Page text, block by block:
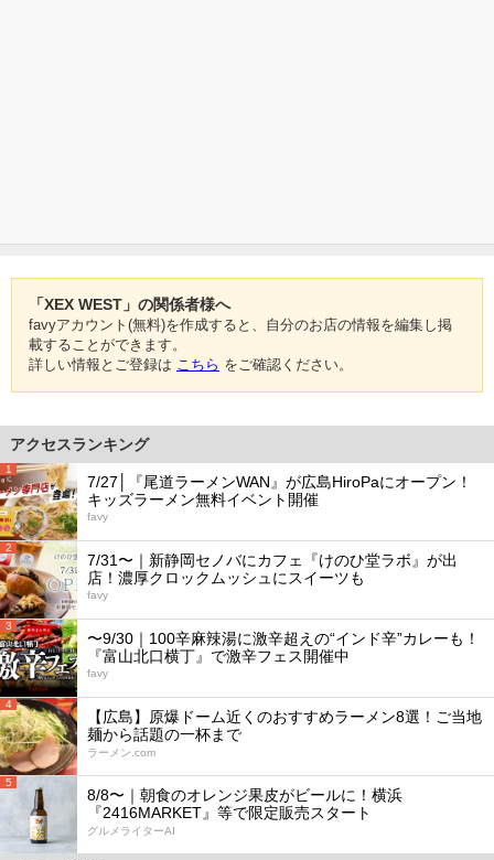
「XEX WEST」の関係者様へ
favyアカウント(無料)を作成すると、自分のお店の情報を編集し掲
載することができます。
詳しい情報とご登録は こちら をご確認ください。
アクセスランキング
1
7/27│『尾道ラーメンWAN』が広島HiroPaにオープン！
キッズラーメン無料イベント開催
favy
2
7/31〜｜新静岡セノバにカフェ『けのひ堂ラボ』が出
店！濃厚クロックムッシュにスイーツも
favy
3
〜9/30｜100辛麻辣湯に激辛超えの“インド辛”カレーも！
『富山北口横丁』で激辛フェス開催中
favy
4
【広島】原爆ドーム近くのおすすめラーメン8選！ご当地
麺から話題の一杯まで
ラーメン.com
5
8/8〜｜朝食のオレンジ果皮がビールに！横浜
『2416MARKET』等で限定販売スタート
グルメライターAI